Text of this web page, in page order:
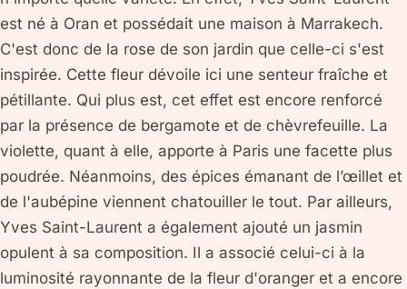
est né à Oran et possédait une maison à Marrakech.
C'est donc de la rose de son jardin que celle-ci s'est
inspirée. Cette fleur dévoile ici une senteur fraîche et
pétillante. Qui plus est, cet effet est encore renforcé
par la présence de bergamote et de chèvrefeuille. La
violette, quant à elle, apporte à Paris une facette plus
poudrée. Néanmoins, des épices émanant de l’œillet et
de l'aubépine viennent chatouiller le tout. Par ailleurs,
Yves Saint-Laurent a également ajouté un jasmin
opulent à sa composition. Il a associé celui-ci à la
luminosité rayonnante de la fleur d'oranger et a encore